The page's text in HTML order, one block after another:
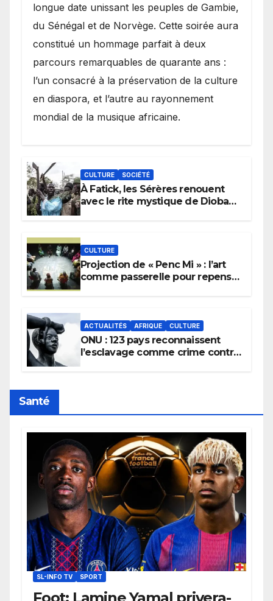
longue date unissant les peuples de Gambie,
du Sénégal et de Norvège. Cette soirée aura
constitué un hommage parfait à deux
parcours remarquables de quarante ans :
l’un consacré à la préservation de la culture
en diaspora, et l’autre au rayonnement
mondial de la musique africaine.
CULTURE SOCIÉTÉ
À Fatick, les Sérères renouent
avec le rite mystique de Diobaye
CULTURE
Projection de « Penc Mi » : l’art
comme passerelle pour repenser
ACTUALITÉS AFRIQUE CULTURE
ONU : 123 pays reconnaissent
l’esclavage comme crime contre
Santé
SL-INFO TV SPORT